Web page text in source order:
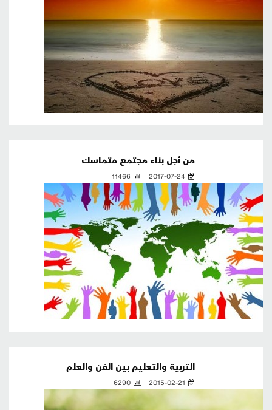
من أجل بناء مجتمع متماسك
2017-07-24
11466
التربية والتعليم بين الفن والعلم
2015-02-21
6290